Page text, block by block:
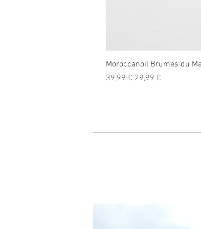
Moroccanoil Brumes du
Standardpreis
39,99 € Sale-Preis
29,99 €